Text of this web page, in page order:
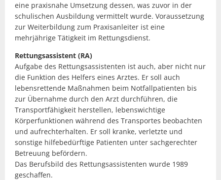
eine praxisnahe Umsetzung dessen, was zuvor in der
schulischen Ausbildung vermittelt wurde. Voraussetzung
zur Weiterbildung zum Praxisanleiter ist eine
mehrjährige Tätigkeit im Rettungsdienst.
Rettungsassistent (RA)
Aufgabe des Rettungsassistenten ist auch, aber nicht nur
die Funktion des Helfers eines Arztes. Er soll auch
lebensrettende Maßnahmen beim Notfallpatienten bis
zur Übernahme durch den Arzt durchführen, die
Transportfähigkeit herstellen, lebenswichtige
Körperfunktionen während des Transportes beobachten
und aufrechterhalten. Er soll kranke, verletzte und
sonstige hilfebedürftige Patienten unter sachgerechter
Betreuung befördern.
Das Berufsbild des Rettungsassistenten wurde 1989
geschaffen.